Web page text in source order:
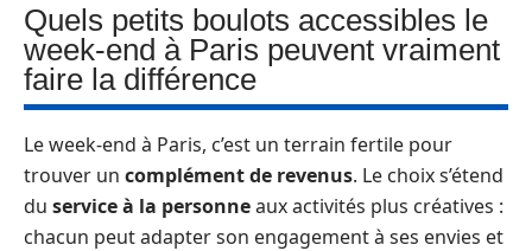
Quels petits boulots accessibles le
week-end à Paris peuvent vraiment
faire la différence
Le week-end à Paris, c’est un terrain fertile pour
trouver un complément de revenus. Le choix s’étend
du service à la personneaux activités plus créatives :
chacun peut adapter son engagement à ses envies et